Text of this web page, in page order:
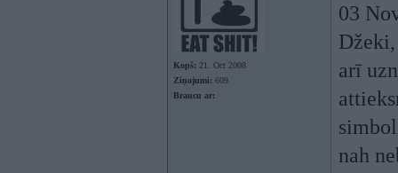
Kopš: 21. Oct 2008
Ziņojumi: 609
Braucu ar:
03
arī
nah